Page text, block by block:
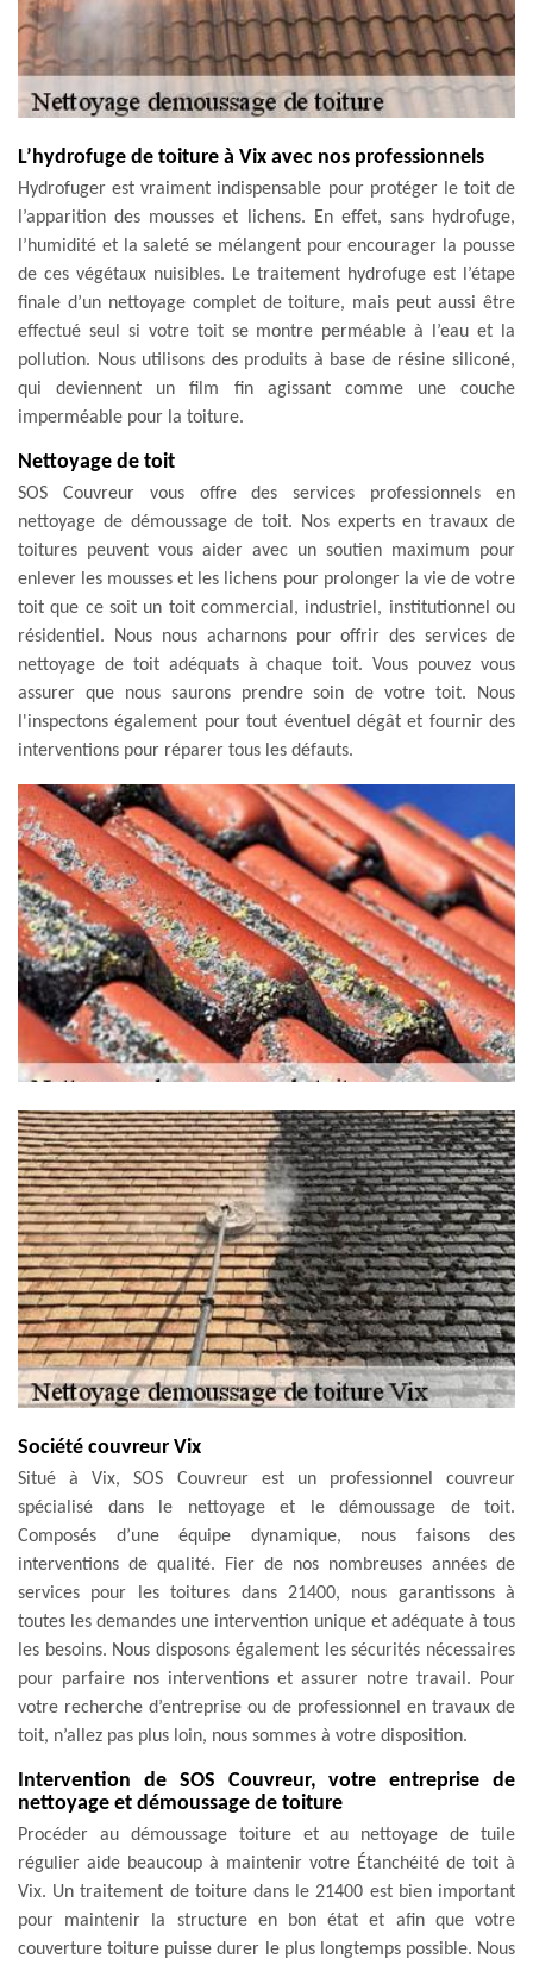
L’hydrofuge de toiture à Vix avec nos professionnels
Hydrofuger est vraiment indispensable pour protéger le toit de
l’apparition des mousses et lichens. En effet, sans hydrofuge,
l’humidité et la saleté se mélangent pour encourager la pousse
de ces végétaux nuisibles. Le traitement hydrofuge est l’étape
finale d’un nettoyage complet de toiture, mais peut aussi être
effectué seul si votre toit se montre perméable à l’eau et la
pollution. Nous utilisons des produits à base de résine siliconé,
qui deviennent un film fin agissant comme une couche
imperméable pour la toiture.
Nettoyage de toit
SOS Couvreur vous offre des services professionnels en
nettoyage de démoussage de toit. Nos experts en travaux de
toitures peuvent vous aider avec un soutien maximum pour
enlever les mousses et les lichens pour prolonger la vie de votre
toit que ce soit un toit commercial, industriel, institutionnel ou
résidentiel. Nous nous acharnons pour offrir des services de
nettoyage de toit adéquats à chaque toit. Vous pouvez vous
assurer que nous saurons prendre soin de votre toit. Nous
l'inspectons également pour tout éventuel dégât et fournir des
interventions pour réparer tous les défauts.
Société couvreur Vix
Situé à Vix, SOS Couvreur est un professionnel couvreur
spécialisé dans le nettoyage et le démoussage de toit.
Composés d’une équipe dynamique, nous faisons des
interventions de qualité. Fier de nos nombreuses années de
services pour les toitures dans 21400, nous garantissons à
toutes les demandes une intervention unique et adéquate à tous
les besoins. Nous disposons également les sécurités nécessaires
pour parfaire nos interventions et assurer notre travail. Pour
votre recherche d’entreprise ou de professionnel en travaux de
toit, n’allez pas plus loin, nous sommes à votre disposition.
Intervention de SOS Couvreur, votre entreprise de
nettoyage et démoussage de toiture
Procéder au démoussage toiture et au nettoyage de tuile
régulier aide beaucoup à maintenir votre Étanchéité de toit à
Vix. Un traitement de toiture dans le 21400 est bien important
pour maintenir la structure en bon état et afin que votre
couverture toiture puisse durer le plus longtemps possible. Nous